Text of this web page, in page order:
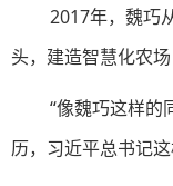
2017年，魏巧
头，建造智慧化农场
“像魏巧这样的
历，习近平总书记这